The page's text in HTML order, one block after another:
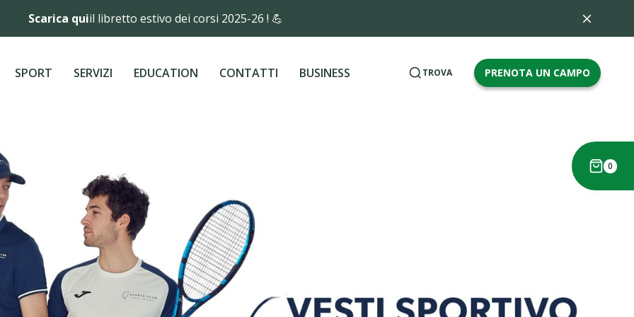
Scarica quiil libretto estivo dei corsi 2025-26 ! 💪
SPORT SERVIZI EDUCATION CONTATTI BUSINESS TROVA PRENOTA UN CAMPO
0